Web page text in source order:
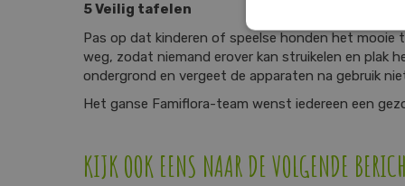
5 Veilig tafelen
Pas op dat kinderen of speelse honden het
weg, zodat niemand erover kan struikelen en
ondergrond en vergeet de apparaten na gebruik
Het ganse Famiflora-team wenst iedereen een
KIJK OOK EENS NAAR DE VOLGENDE